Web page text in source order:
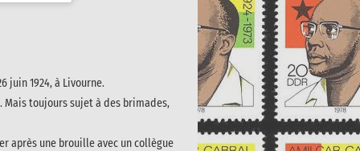
juin 1924, à Livourne.
Mais toujours sujet à des brimades,
après une brouille avec un collègue